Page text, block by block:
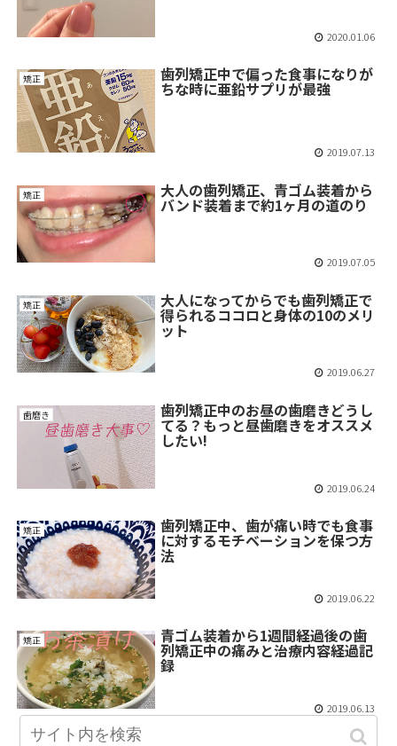
2020.01.06
矯正 歯列矯正中で偏った食事になりが
ちな時に亜鉛サプリが最強
2019.07.13
矯正 大人の歯列矯正、青ゴム装着から
バンド装着まで約1ヶ月の道のり
2019.07.05
矯正 大人になってからでも歯列矯正で
得られるココロと身体の10のメリ
ット
2019.06.27
歯磨き 歯列矯正中のお昼の歯磨きどうし
てる？もっと昼歯磨きをオススメ
したい!
2019.06.24
矯正 歯列矯正中、歯が痛い時でも食事
に対するモチベーションを保つ方
法
2019.06.22
矯正 青ゴム装着から1週間経過後の歯
列矯正中の痛みと治療内容経過記
録
2019.06.13